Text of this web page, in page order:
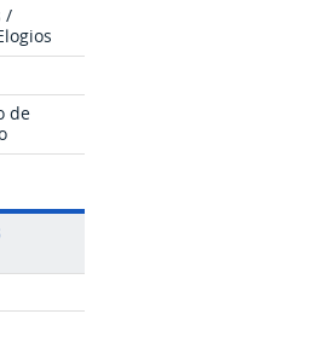
/
de